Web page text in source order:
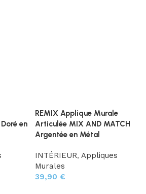
en
REMIX Applique Murale
Articulée MIX AND MATCH
Argentée en Métal
INTÉRIEUR, Appliques
Murales
39,90 €